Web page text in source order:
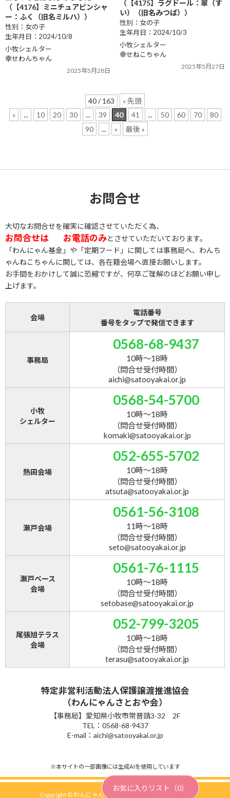
（【4176】ミニチュアピンシャ
ー：ふく（旧名ミルハ））
性別：女の子
生年月日：2024/10/8
小牧シェルター
幸せわんちゃん
2025年5月28日
（【4175】ラグドール：翠（す
い）（旧名みつば））
性別：女の子
生年月日：2024/10/3
小牧シェルター
幸せねこちゃん
2025年5月27日
40 / 163
« 先頭
«
... 10 20 30 ... 39 40 41 ... 50 60 70
80
90
... » 最後 »
お問合せ
大切なお問合せを確実に確認させていただく為、
お問合せは お電話のみとさせていただいております。
「わんにゃん基金」や「定期フード」に関しては事務局へ、わんち
ゃんねこちゃんに関しては、各在籍会場へ直接お願いします。
お手間をおかけして誠に恐縮ですが、何卒ご理解のほどお願い申し
上げます。
会場
電話番号
番号をタップで発信できます
事務局
0568-68-9437
10時～18時
（問合せ受付時間）
aichi@satooyakai.or.jp
小牧
シェルター
0568-54-5700
10時～18時
（問合せ受付時間）
komaki@satooyakai.or.jp
熱田会場
052-655-5702
10時～18時
（問合せ受付時間）
atsuta@satooyakai.or.jp
瀬戸会場
0561-56-3108
11時～18時
（問合せ受付時間）
seto@satooyakai.or.jp
瀬戸ベース
会場
0561-76-1115
10時～18時
（問合せ受付時間）
setobase@satooyakai.or.jp
尾張旭テラス
会場
052-799-3205
10時～18時
（問合せ受付時間）
terasu@satooyakai.or.jp
特定非営利活動法人保護譲渡推進協会
（わんにゃんさとおや会）
【事務局】愛知県小牧市常普請3-32 2F
TEL：0568-68-9437
E-mail：aichi@satooyakai.or.jp
※本サイトの一部画像には生成AIを使用しています
Copyright © わんにゃんさとおや会 All Rights Reserved.
お気に入りリスト（0）